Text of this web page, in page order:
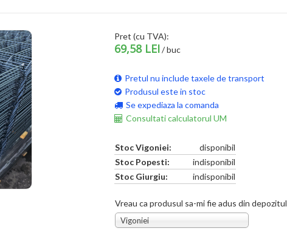
Pret (cu TVA):
69,58 LEI / buc
Pretul nu include taxele de transport
Produsul este in stoc
Se expediaza la comanda
Consultati calculatorul UM
Stoc Vigoniei:
disponibil
Stoc Popesti:
indisponibil
Stoc Giurgiu:
indisponibil
Vreau ca produsul sa-mi fie adus din depozitul
Vigoniei